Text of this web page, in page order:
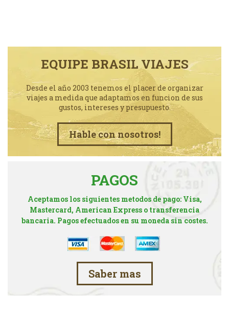
EQUIPE BRASIL VIAJES
Desde el año 2003 tenemos el placer de organizar
viajes a medida que adaptamos en funcion de sus
gustos, intereses y presupuesto.
Hable con nosotros!
PAGOS
Aceptamos los siguientes metodos de pago: Visa,
Mastercard, American Express o transferencia
bancaria. Pagos efectuados en su moneda sin costes.
Saber mas